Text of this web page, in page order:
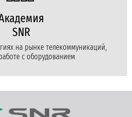
SNR
на рынке телекоммуникаций,
с оборудованием